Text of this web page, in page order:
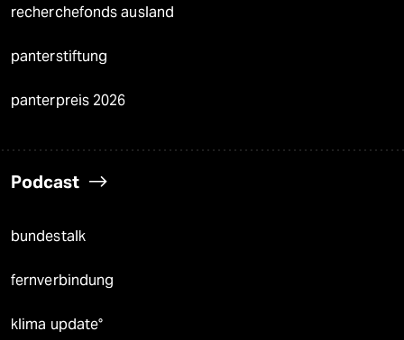
recherchefonds ausland
panterstiftung
panterpreis 2026
Podcast
bundestalk
fernverbindung
klima update°